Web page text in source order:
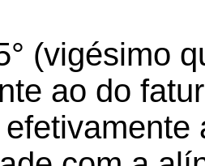
(vigésimo
ao do